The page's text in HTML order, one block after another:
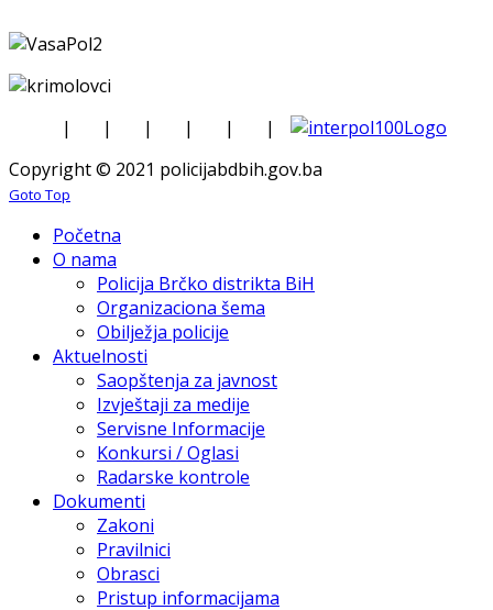
| | | | |
|
Copyright © 2021 policijabdbih.gov.ba
Goto Top
Početna
O nama
Policija Brčko distrikta BiH
Organizaciona šema
Obilježja policije
Aktuelnosti
Saopštenja za javnost
Izvještaji za medije
Servisne Informacije
Konkursi / Oglasi
Radarske kontrole
Dokumenti
Zakoni
Pravilnici
Obrasci
Pristup informacijama